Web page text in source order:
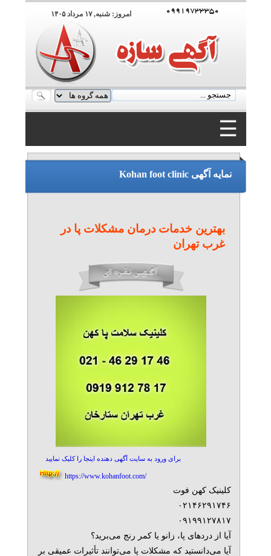
امروز: شنبه, ۱۷ مرداد ۱۴۰۵
☰
۰۹۹۱۹۷۳۳۳۵۰
۰۹۹۱۹۷۳۳۳۵۰
نمایه آگهی Kohan foot clinic
بهترین خدمات درمان مشکلات پا در
غرب تهران
برای ورود به سایت آگهی دهنده اینجا را کلیک نمایید
https://www.kohanfoot.com/
کلینیک کهن فوت
۰۲۱۴۶۲۹۱۷۴۶
۰۹۱۹۹۱۲۷۸۱۷
آیا از دردهای پا، زانو یا کمر رنج می‌برید؟
آیا می‌دانستید که مشکلات پا می‌توانند تأثیرات عمیقی بر